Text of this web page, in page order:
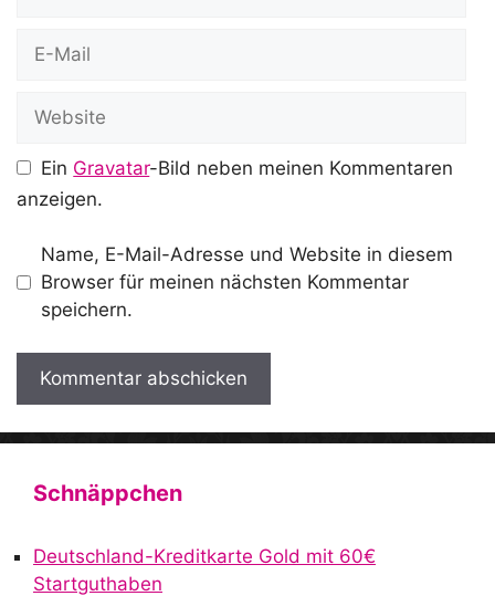
Mail
Ein Gravatar-Bild neben meinen Kommentaren
anzeigen.
Name, E-Mail-Adresse und Website in diesem
Browser für meinen nächsten Kommentar
speichern.
A
n
Schnäppchen
Deutschland-Kreditkarte Gold mit 60€
Startguthaben